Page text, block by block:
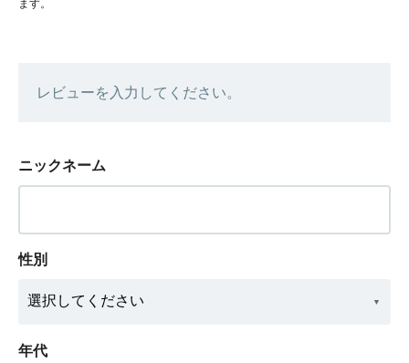
ます。
レビューを入力してください。
ニックネーム
性別
年代